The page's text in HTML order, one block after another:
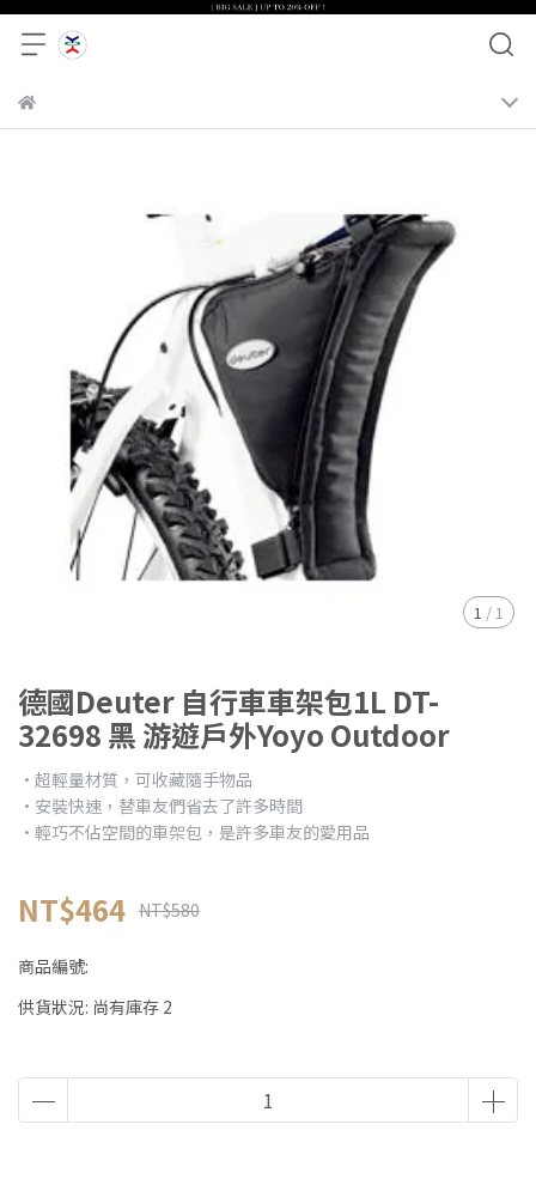
1 /1
德國Deuter 自行車車架包1L DT-
32698 黑 游遊戶外Yoyo Outdoor
•超輕量材質，可收藏隨手物品
•安裝快速，替車友們省去了許多時間
•輕巧不佔空間的車架包，是許多車友的愛用品
NT$464 NT$580
商品編號:
供貨狀況: 尚有庫存 2